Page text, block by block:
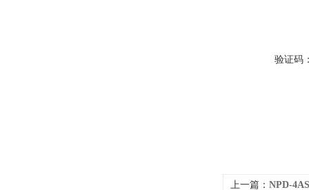
验证码
上一篇： NPD-